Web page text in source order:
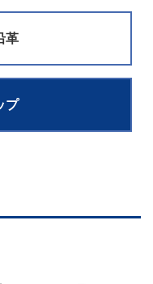
革
プ